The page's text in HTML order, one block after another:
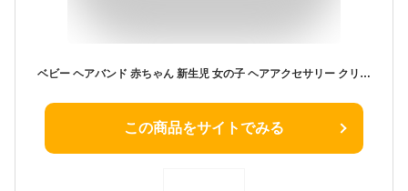
ベビー ヘアバンド 赤ちゃん 新生児 女の子 ヘアアクセサリー クリスマス 幼児 ベビードレス 子供 【マカロンMOKUBAグログランリボンベビーヘアバンド】 セレモニードレス 髪飾り りぼん プレゼント ベビーカラー ギフト 初節句 ひなまつり 木馬リボン 退院 かわいい 子ども
この商品をサイトでみる